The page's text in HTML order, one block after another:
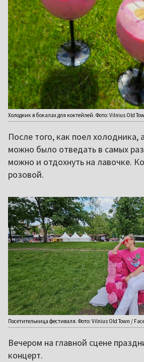
Холодник в бокалах для коктейлей. Фото: Vilnius Old
После того, как поел холодника,
можно было отведать в самых
можно и отдохнуть на лавочке.
розовой.
Посетительница фестиваля. Фото: Vilnius Old Town /
Вечером на главной сцене
концерт.